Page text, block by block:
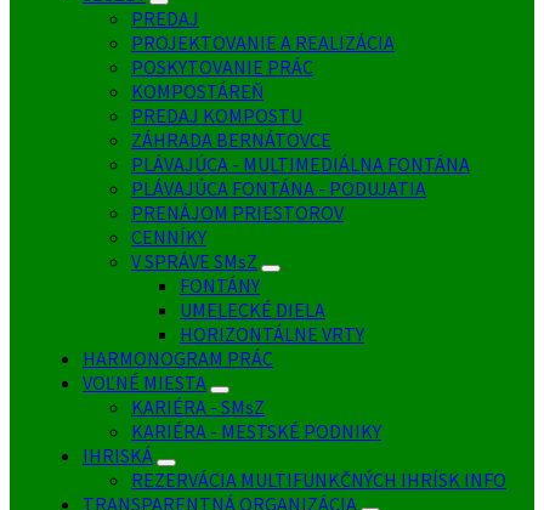
PREDAJ
PROJEKTOVANIE A REALIZÁCIA
POSKYTOVANIE PRÁC
KOMPOSTÁREŇ
PREDAJ KOMPOSTU
ZÁHRADA BERNÁTOVCE
PLÁVAJÚCA - MULTIMEDIÁLNA FONTÁNA
PLÁVAJÚCA FONTÁNA - PODUJATIA
PRENÁJOM PRIESTOROV
CENNÍKY
V SPRÁVE SMsZ
FONTÁNY
UMELECKÉ DIELA
HORIZONTÁLNE VRTY
HARMONOGRAM PRÁC
VOĽNÉ MIESTA
KARIÉRA - SMsZ
KARIÉRA - MESTSKÉ PODNIKY
IHRISKÁ
REZERVÁCIA MULTIFUNKČNÝCH IHRÍSK INFO
TRANSPARENTNÁ ORGANIZÁCIA